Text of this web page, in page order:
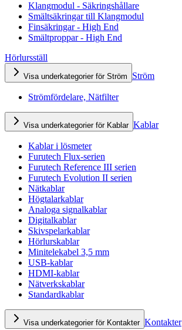
Klangmodul - Säkringshållare
Smältsäkringar till Klangmodul
Finsäkringar - High End
Smältproppar - High End
Hörlursställ
Visa underkategorier för Ström Ström
Strömfördelare, Nätfilter
Visa underkategorier för Kablar Kablar
Kablar i lösmeter
Furutech Flux-serien
Furutech Reference III serien
Furutech Evolution II serien
Nätkablar
Högtalarkablar
Analoga signalkablar
Digitalkablar
Skivspelarkablar
Hörlurskablar
Minitelekabel 3,5 mm
USB-kablar
HDMI-kablar
Nätverkskablar
Standardkablar
Visa underkategorier för Kontakter Kontakter